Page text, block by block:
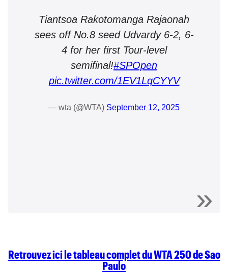
Tiantsoa Rakotomanga Rajaonah
sees off No.8 seed Udvardy 6-2, 6-
4 for her first Tour-level
semifinal!#SPOpen
pic.twitter.com/1EV1LqCYYV
— wta (@WTA) September 12, 2025
Retrouvez ici le tableau complet du WTA 250 de Sao
Paulo